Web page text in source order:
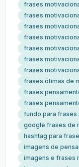
frases
frases
frases
frases
frases
frases
frases
frases ótimas de
frases
frases
fundo para frases
google frases de
hashtag para
imagens de
imagens e frases